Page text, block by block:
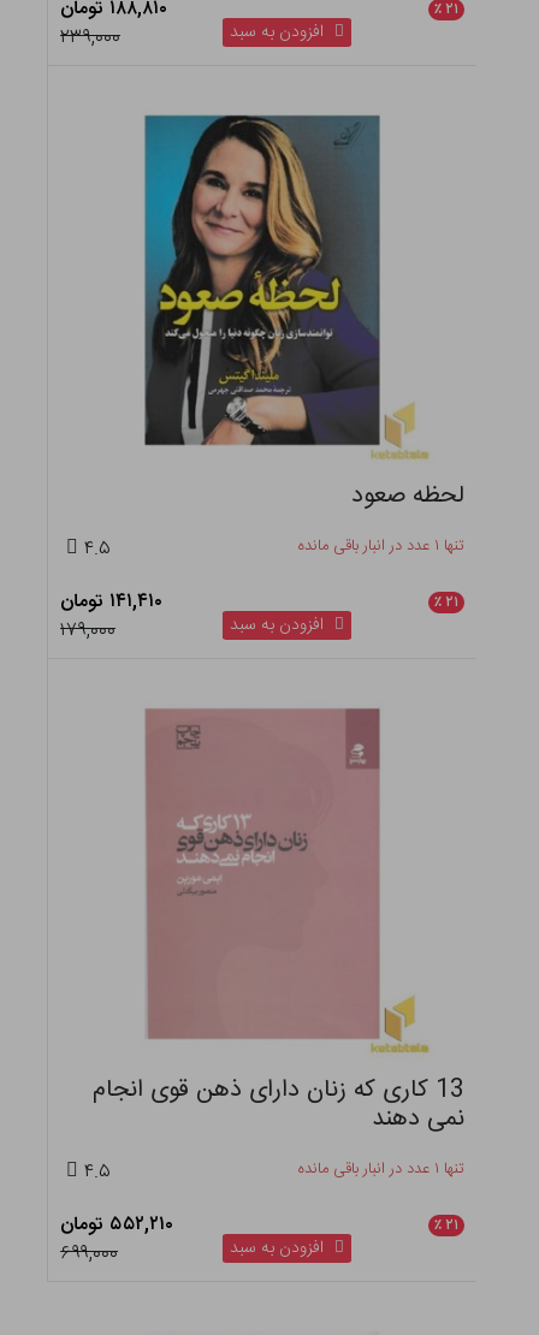
۲۱ ٪
۱۸۸,۸۱۰ تومان
۲۳۹,۰۰۰
افزودن به سبد
لحظه صعود
تنها ۱ عدد در انبار باقی مانده ۴.۵
۲۱ ٪
۱۴۱,۴۱۰ تومان
۱۷۹,۰۰۰
افزودن به سبد
13 کاری که زنان دارای ذهن قوی انجام
نمی دهند
تنها ۱ عدد در انبار باقی مانده ۴.۵
۲۱ ٪
۵۵۲,۲۱۰ تومان
۶۹۹,۰۰۰
افزودن به سبد